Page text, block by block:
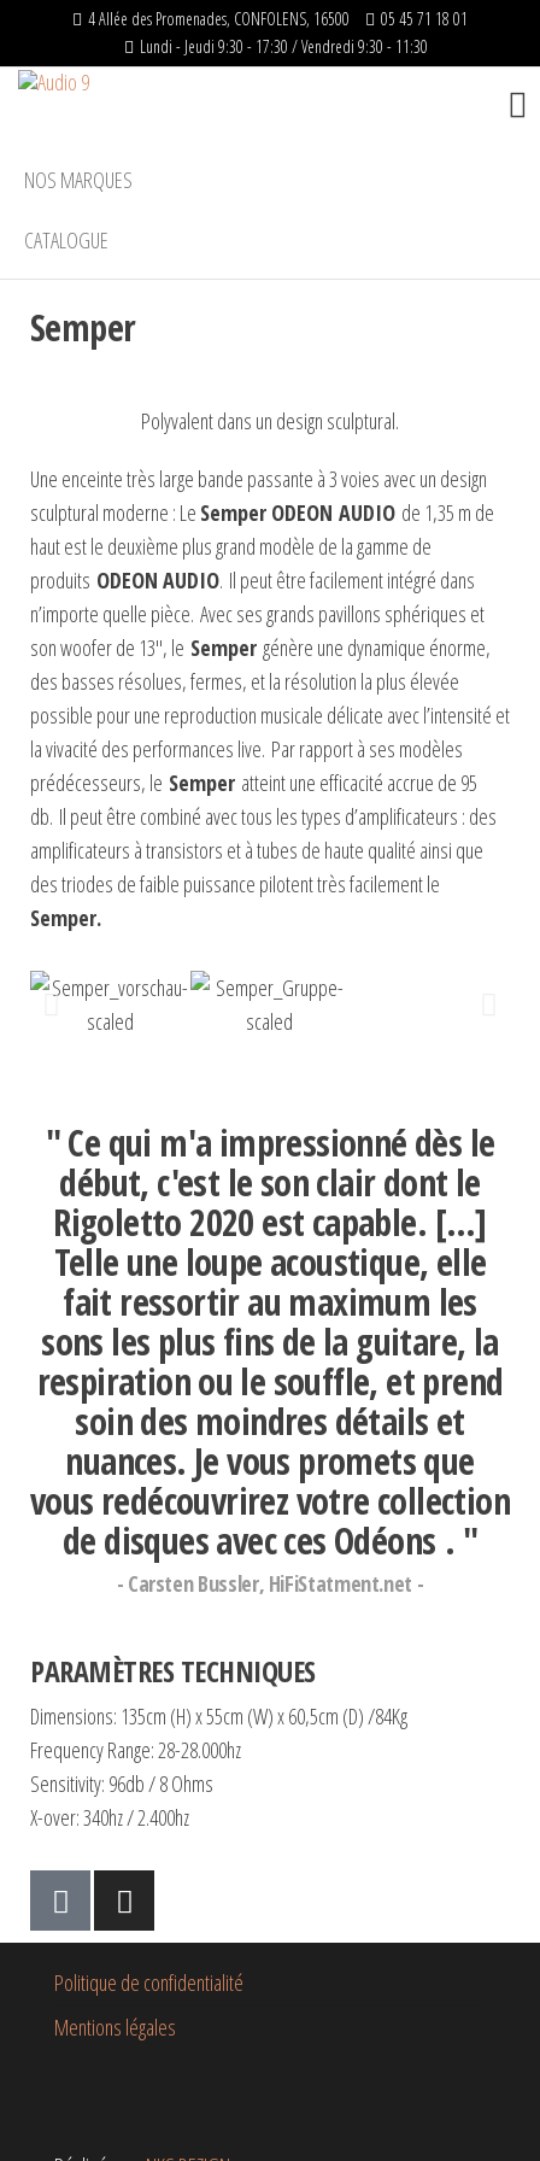
4 Allée des Promenades, CONFOLENS, 16500
05 45 71 18 01
Lundi - Jeudi 9:30 - 17:30 / Vendredi 9:30 - 11:30
NOS MARQUES
CATALOGUE
Semper
Polyvalent dans un design sculptural.
Une enceinte très large bande passante à 3 voies avec un design
sculptural moderne : Le Semper ODEON AUDIO de 1,35 m de
haut est le deuxième plus grand modèle de la gamme de
produits ODEON AUDIO. Il peut être facilement intégré dans
n’importe quelle pièce. Avec ses grands pavillons sphériques et
son woofer de 13″, le Semper génère une dynamique énorme,
des basses résolues, fermes, et la résolution la plus élevée
possible pour une reproduction musicale délicate avec l’intensité et
la vivacité des performances live. Par rapport à ses modèles
prédécesseurs, le Semper atteint une efficacité accrue de 95
db. Il peut être combiné avec tous les types d’amplificateurs : des
amplificateurs à transistors et à tubes de haute qualité ainsi que
des triodes de faible puissance pilotent très facilement le
Semper.
"Ce qui m'a impressionné dès le
début, c'est le son clair dont le
Rigoletto 2020 est capable. […]
Telle une loupe acoustique, elle
fait ressortir au maximum les
sons les plus fins de la guitare, la
respiration ou le souffle, et prend
soin des moindres détails et
nuances. Je vous promets que
vous redécouvrirez votre collection
de disques avec ces Odéons . "
- Carsten Bussler, HiFiStatment.net -
PARAMÈTRES TECHNIQUES
Dimensions: 135cm (H) x 55cm (W) x 60,5cm (D) /84Kg
Frequency Range: 28-28.000hz
Sensitivity: 96db / 8 Ohms
X-over: 340hz / 2.400hz
Politique de confidentialité
Mentions légales